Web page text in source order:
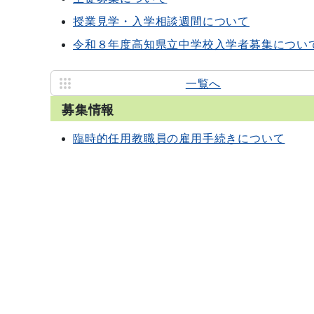
授業見学・入学相談週間について
令和８年度高知県立中学校入学者募集につい
一覧へ
募集情報
臨時的任用教職員の雇用手続きについて